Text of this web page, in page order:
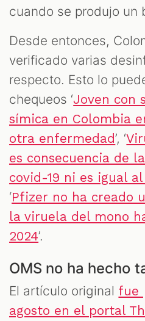
cuando se produjo un
Desde entonces,
verificado varias
respecto. Esto lo
chequeos ‘Joven con
símica en Colombia
otra enfermedad’, ‘
es consecuencia de
covid-19 ni es igual
‘Pfizer no ha creado
la viruela del mono
2024’.
OMS no ha hecho
El artículo original fue
agosto en el portal